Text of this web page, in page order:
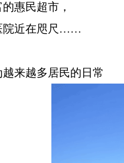
惠民超市，
近在咫尺 ……
来越多居民的日常